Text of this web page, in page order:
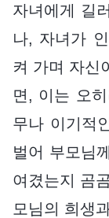
자녀에게 길
나, 자녀가
켜 가며 자신
면, 이는 오
무나 이기적
벌어 부모님
여겼는지 곰
모님의 희생